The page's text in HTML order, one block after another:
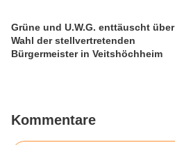
Grüne und U.W.G. enttäuscht über
Wahl der stellvertretenden
Bürgermeister in Veitshöchheim
Kommentare